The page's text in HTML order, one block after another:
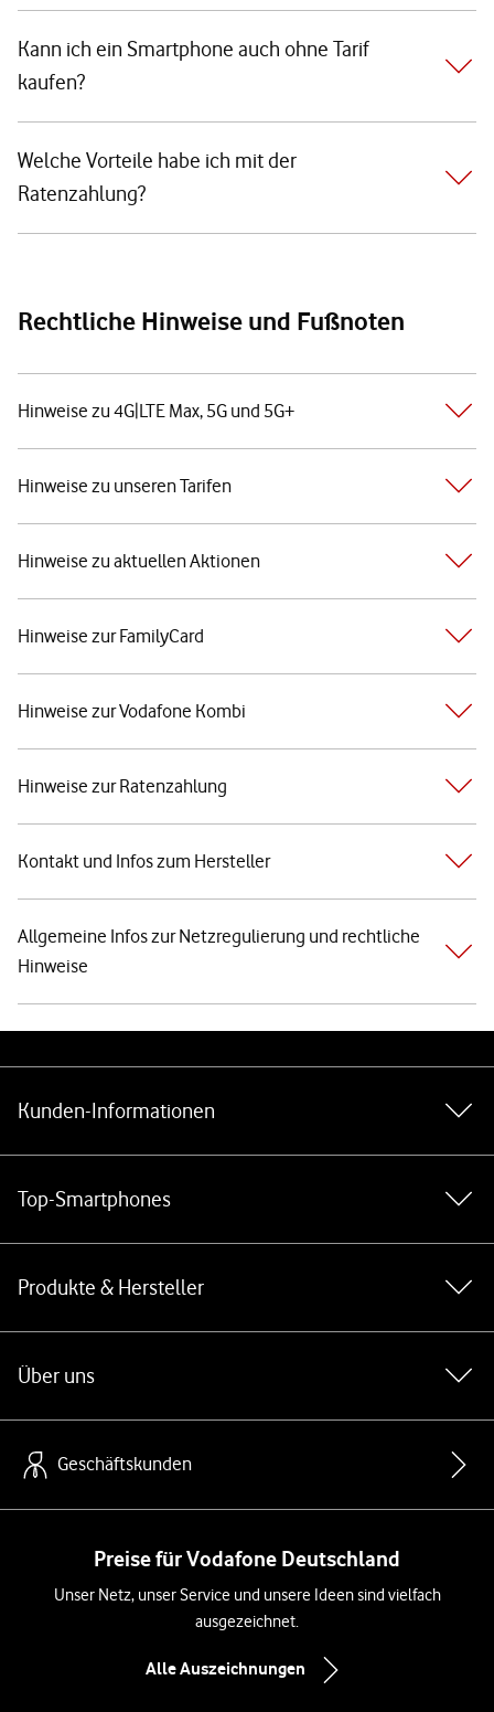
Kann ich ein Smartphone auch ohne Tarif
kaufen?
Welche Vorteile habe ich mit der
Ratenzahlung?
Rechtliche Hinweise und Fußnoten
Hinweise zu 4G|LTE Max, 5G und 5G+
Hinweise zu unseren Tarifen
Hinweise zu aktuellen Aktionen
Hinweise zur FamilyCard
Hinweise zur Vodafone Kombi
Hinweise zur Ratenzahlung
Kontakt und Infos zum Hersteller
Allgemeine Infos zur Netzregulierung und rechtliche
Hinweise
Kunden-Informationen
Top-Smartphones
Produkte & Hersteller
Über uns
Geschäftskunden
Preise für Vodafone Deutschland
Unser Netz, unser Service und unsere Ideen sind vielfach
ausgezeichnet.
Alle Auszeichnungen